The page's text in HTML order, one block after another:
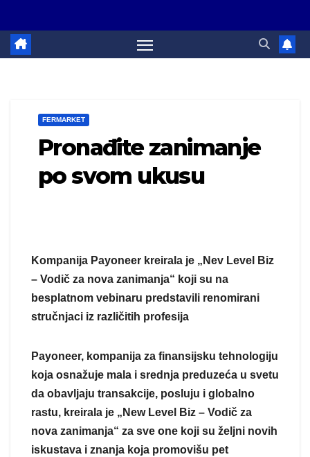
FERMARKET
Pronađite zanimanje
po svom ukusu
Kompanija Payoneer kreirala je „Nev Level Biz
– Vodič za nova zanimanja“ koji su na
besplatnom vebinaru predstavili renomirani
stručnjaci iz različitih profesija
Payoneer, kompanija za finansijsku tehnologiju
koja osnažuje mala i srednja preduzeća u svetu
da obavljaju transakcije, posluju i globalno
rastu, kreirala je „New Level Biz – Vodič za
nova zanimanja“ za sve one koji su željni novih
iskustava i znanja koja promovišu pet